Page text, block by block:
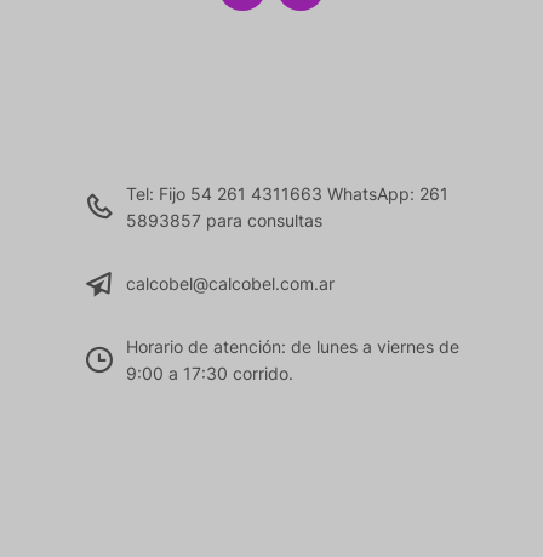
Tel: Fijo 54 261 4311663 WhatsApp: 261
5893857 para consultas
calcobel@calcobel.com.ar
Horario de atención: de lunes a viernes de
9:00 a 17:30 corrido.